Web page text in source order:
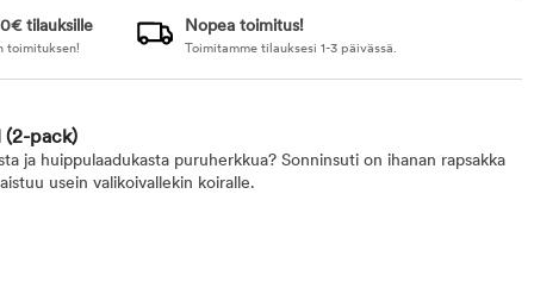
tilauksille
toimituksen!
Nopea toimitus!
Toimitamme tilauksesi 1-3 päivässä.
(2-pack)
ja huippulaadukasta puruherkkua? Sonninsuti on ihanan rapsakka
usein valikoivallekin koiralle.